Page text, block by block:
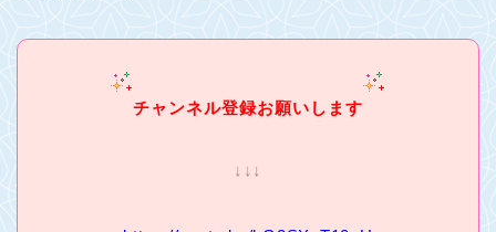
チャンネル登録お願いします
↓↓↓